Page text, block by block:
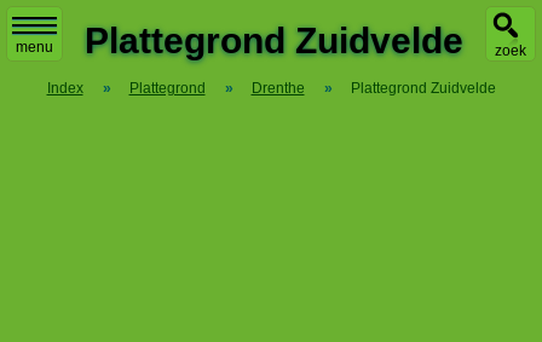
menu zoek
Plattegrond Zuidvelde
Index » Plattegrond » Drenthe » Plattegrond Zuidvelde